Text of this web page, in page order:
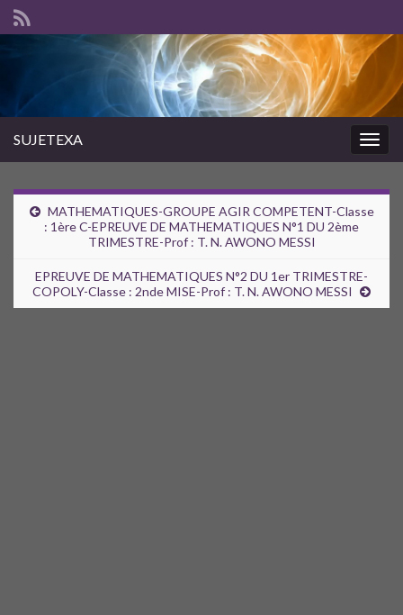
SUJETEXA
MATHEMATIQUES-GROUPE AGIR COMPETENT-Classe
: 1ère C-EPREUVE DE MATHEMATIQUES N°1 DU 2ème
TRIMESTRE-Prof : T. N. AWONO MESSI
EPREUVE DE MATHEMATIQUES N°2 DU 1er TRIMESTRE-
COPOLY-Classe : 2nde MISE-Prof : T. N. AWONO MESSI